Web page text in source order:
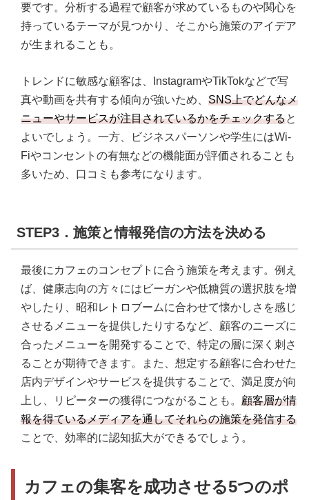
要です。分析する過程で顧客が求めているものや関心を
持っているテーマが見つかり、そこから施策のアイデア
が生まれることも。
トレンドに敏感な顧客は、InstagramやTikTokなどで写
真や動画を共有する傾向が強いため、 SNS上でどんなメ
ニューやサービスが注目されているかをチェックすると
よいでしょう。一方、ビジネスパーソンや学生にはWi-
Fiやコンセントの有無などの機能面が評価されることも
多いため、口コミも参考になります。
STEP3．施策と情報発信の方法を決める
最後にカフェのコンセプトに合う施策を考えます。例え
ば、健康志向の方々にはビーガンや低糖質の選択肢を増
やしたり、昭和レトロブームに合わせて懐かしさを感じ
させるメニューを提供したりするなど、顧客のニーズに
合ったメニューを開発することで、特定の層に深く刺さ
ることが期待できます。また、想定する顧客に合わせた
店内デザインやサービスを提供することで、満足度が向
上し、リピーターの獲得につながることも。 顧客層が情
報を得ているメディアを通してそれらの施策を発信する
ことで、効率的に認知拡大ができるでしょう。
カフェの集客を成功させる5つのポ